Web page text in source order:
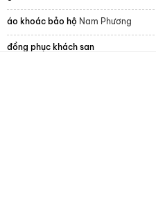
áo khoác bảo hộ Nam Phương
đồng phục khách sạn